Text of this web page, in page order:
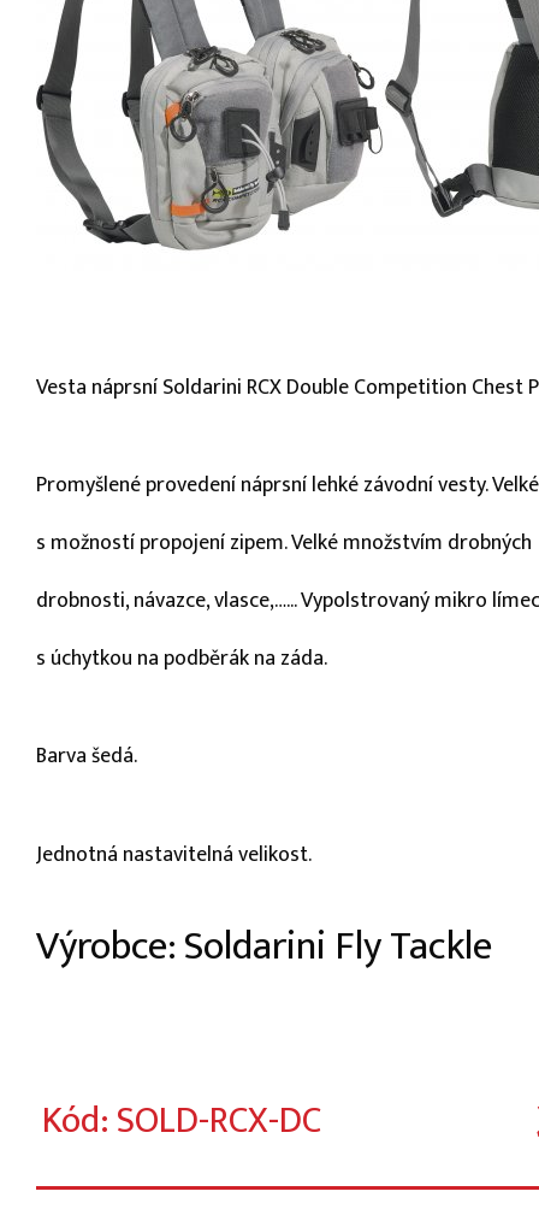
Vesta náprsní Soldarini RCX Double Competition Chest
Promyšlené provedení náprsní lehké závodní vesty.
s možností propojení zipem. Velké množstvím
drobnosti, návazce, vlasce,…... Vypolstrovaný mikro
s úchytkou na podběrák na záda.
Barva šedá.
Jednotná nastavitelná velikost.
Výrobce: Soldarini Fly Tackle
Kód: SOLD-RCX-DC